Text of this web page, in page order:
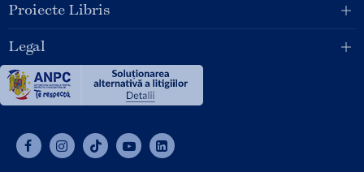
Proiecte Libris
Legal